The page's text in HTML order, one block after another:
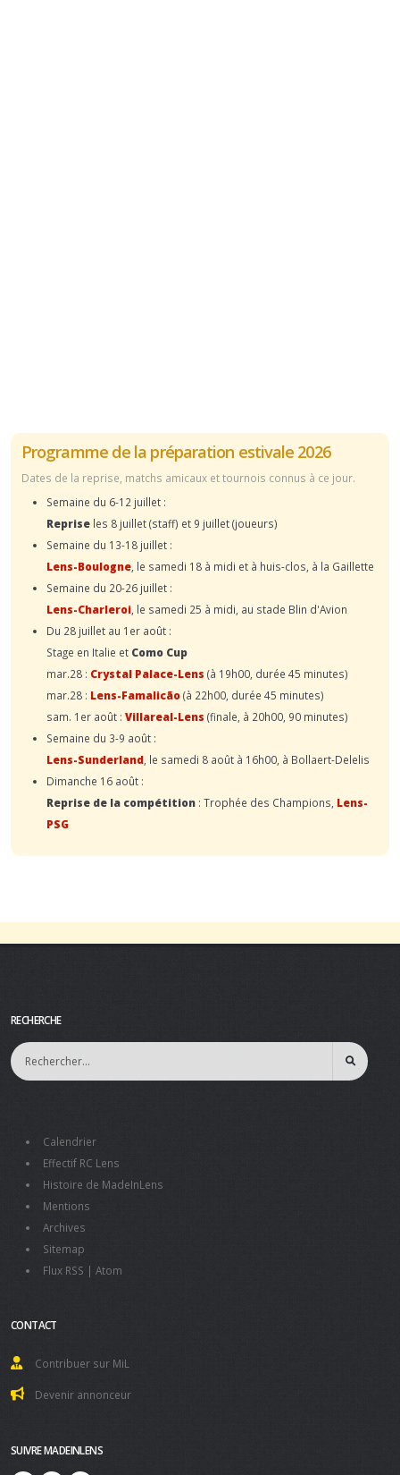
Programme de la préparation estivale 2026
Dates de la reprise, matchs amicaux et tournois connus à ce jour.
Semaine du 6-12 juillet :
Reprise les 8 juillet (staff) et 9 juillet (joueurs)
Semaine du 13-18 juillet :
Lens-Boulogne , le samedi 18 à midi et à huis-clos, à la Gaillette
Semaine du 20-26 juillet :
Lens-Charleroi , le samedi 25 à midi, au stade Blin d'Avion
Du 28 juillet au 1er août :
Stage en Italie et Como Cup
mar.28 : Crystal Palace-Lens (à 19h00, durée 45 minutes)
mar.28 : Lens-Famalicão(à 22h00, durée 45 minutes)
sam. 1er août : Villareal-Lens (finale, à 20h00, 90 minutes)
Semaine du 3-9 août :
Lens-Sunderland , le samedi 8 août à 16h00, à Bollaert-Delelis
Dimanche 16 août :
Reprise de la compétition : Trophée des Champions, Lens-
PSG
RECHERCHE
Calendrier
Effectif RC Lens
Histoire de MadeInLens
Mentions
Archives
Sitemap
Flux RSS | Atom
CONTACT
Contribuer sur MiL
Devenir annonceur
SUIVRE MADEINLENS